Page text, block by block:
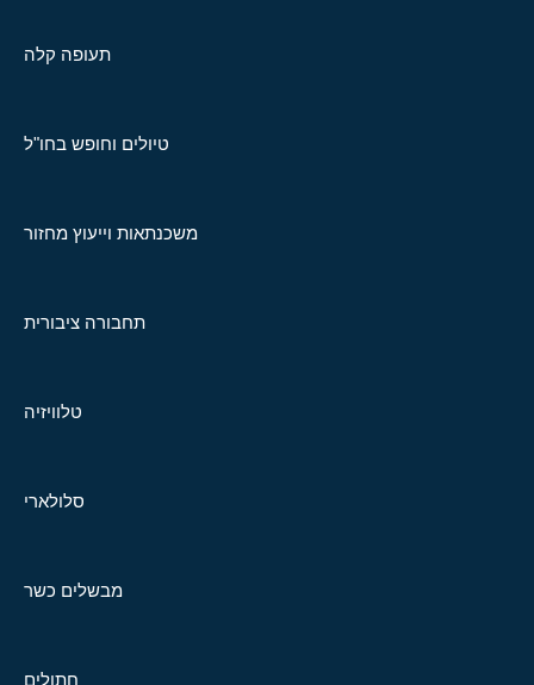
תעופה קלה
טיולים וחופש בחו"ל
משכנתאות וייעוץ מחזור
תחבורה ציבורית
טלוויזיה
סלולארי
מבשלים כשר
חתולים